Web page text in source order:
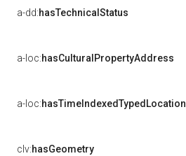
a-dd:hasTechnicalStatus
a-loc:hasCulturalPropertyAddress
a-loc:hasTimeIndexedTypedLocation
clv:hasGeometry